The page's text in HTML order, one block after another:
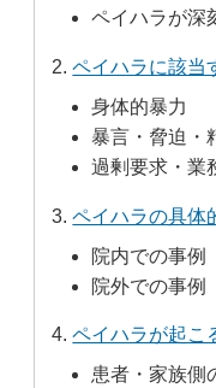
ペイハラが深
ペイハラに該当
身体的暴力
暴言・脅迫・
過剰要求・業
ペイハラの具体
院内での事例
院外での事例
ペイハラが起こ
患者・家族側